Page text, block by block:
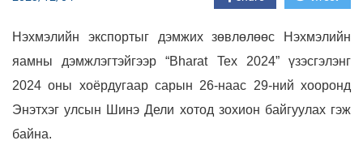
Нэхмэлийн экспортыг дэмжих зөвлөлөөс Нэхмэлийн
яамны дэмжлэгтэйгээр “Bharat Tex 2024” үзэсгэлэнг
2024 оны хоёрдугаар сарын 26-наас 29-ний хооронд
Энэтхэг улсын Шинэ Дели хотод зохион байгуулах гэж
байна.